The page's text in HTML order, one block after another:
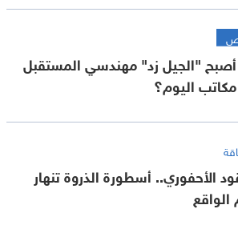
"الجيل زد" مهندسي المستقبل
اليوم؟
الأحفوري.. أسطورة الذروة تنهار
الواقع